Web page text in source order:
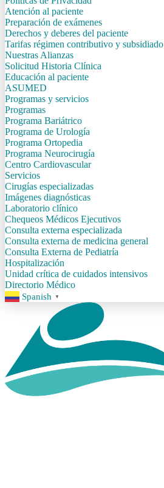
Atención al paciente
Preparación de exámenes
Derechos y deberes del paciente
Tarifas régimen contributivo y subsidiado
Nuestras Alianzas
Solicitud Historia Clínica
Educación al paciente
ASUMED
Programas y servicios
Programas
Programa Bariátrico
Programa de Urología
Programa Ortopedia
Programa Neurocirugía
Centro Cardiovascular
Servicios
Cirugías especializadas
Imágenes diagnósticas
Laboratorio clínico
Chequeos Médicos Ejecutivos
Consulta externa especializada
Consulta externa de medicina general
Consulta Externa de Pediatría
Hospitalización
Unidad crítica de cuidados intensivos
Directorio Médico
Spanish ▼